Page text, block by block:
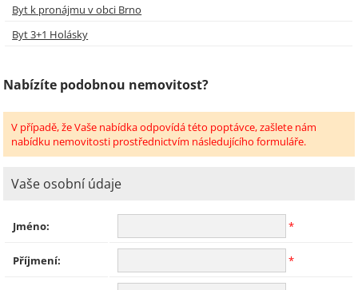
Byt k pronájmu v obci Brno
Byt 3+1 Holásky
Nabízíte podobnou nemovitost?
V případě, že Vaše nabídka odpovídá této poptávce, zašlete nám
nabídku nemovitosti prostřednictvím následujícího formuláře.
Vaše osobní údaje
Jméno: *
Příjmení: *